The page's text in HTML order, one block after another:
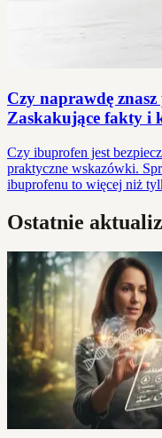
Czy naprawdę
Zaskakujące fakty i
Czy ibuprofen jest
praktyczne wskazówki.
ibuprofenu to więcej niż
Ostatnie